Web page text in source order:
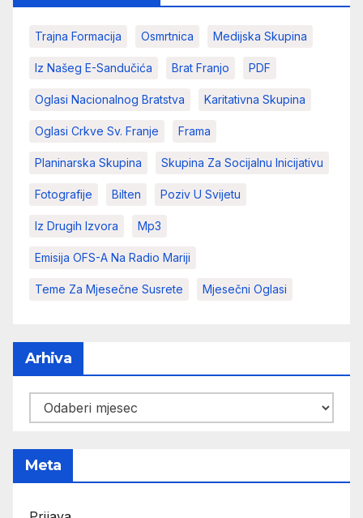
Trajna Formacija Osmrtnica Medijska Skupina
Iz Našeg E-Sandučića Brat Franjo PDF
Oglasi Nacionalnog Bratstva Karitativna Skupina
Oglasi Crkve Sv. Franje Frama
Planinarska Skupina Skupina Za Socijalnu Inicijativu
Fotografije Bilten Poziv U Svijetu
Iz Drugih Izvora Mp3
Emisija OFS-A Na Radio Mariji
Teme Za Mjesečne Susrete Mjesečni Oglasi
Arhiva
Arhiva
Meta